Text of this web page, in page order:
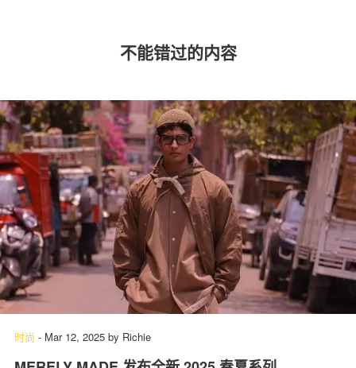
不能错过的内容
时尚 - Mar 12, 2025 by Richie